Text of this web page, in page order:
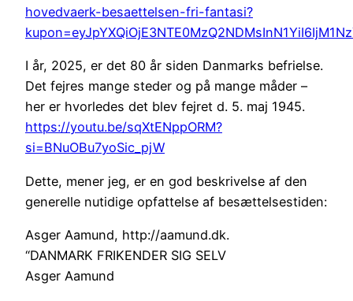
hovedvaerk-besaettelsen-fri-fantasi?
I år, 2025, er det 80 år siden Danmarks befrielse.
Det fejres mange steder og på mange måder –
her er hvorledes det blev fejret d. 5. maj 1945.
https://youtu.be/sqXtENppORM?
si=BNuOBu7yoSic_pjW
Dette, mener jeg, er en god beskrivelse af den
generelle nutidige opfattelse af besættelsestiden:
Asger Aamund, http://aamund.dk.
“DANMARK FRIKENDER SIG SELV
Asger Aamund